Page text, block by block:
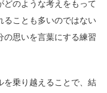
どのような考えをもって
ることも多いのではない
の思いを言葉にする練習
を乗り越えることで、結